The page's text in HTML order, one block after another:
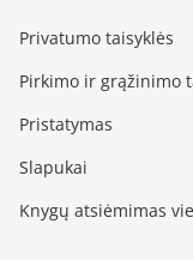
Privatumo taisyklės
Pirkimo ir grąžinimo
Pristatymas
Slapukai
Knygų atsiėmimas